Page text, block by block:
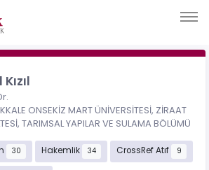
ONSEKİZ MART ÜNİVERSİTESİ, ZİRAAT
TARIMSAL YAPILAR VE SULAMA BÖLÜMÜ
30 Hakemlik 34 CrossRef Atıf 9